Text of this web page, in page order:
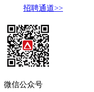
招聘通道>>
微信公众号